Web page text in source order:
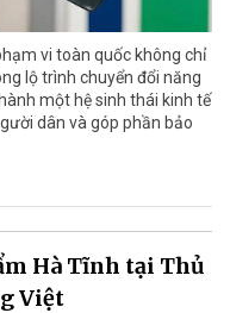
vi toàn quốc không chỉ
lộ trình chuyển đổi năng
một hệ sinh thái kinh tế
dân và góp phần bảo
Hà Tĩnh tại Thủ
Việt